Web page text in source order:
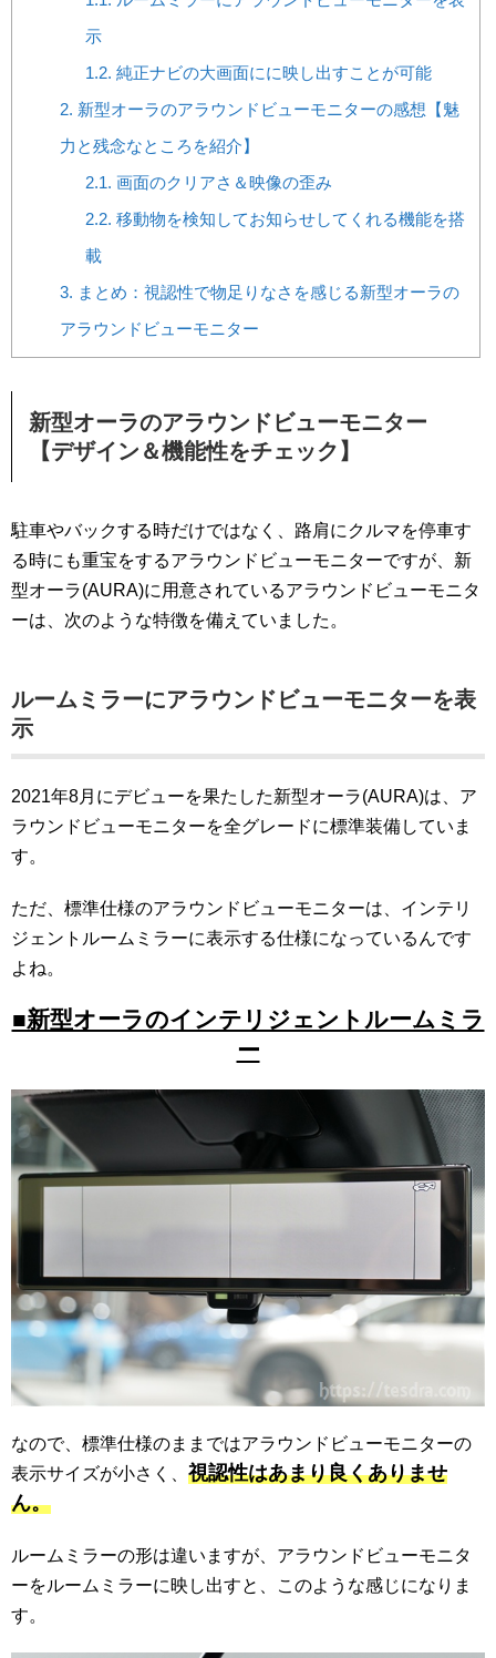
示
1.2. 純正ナビの大画面にに映し出すことが可能
2. 新型オーラのアラウンドビューモニターの感想【魅
力と残念なところを紹介】
2.1. 画面のクリアさ＆映像の歪み
2.2. 移動物を検知してお知らせしてくれる機能を搭
載
3. まとめ：視認性で物足りなさを感じる新型オーラの
アラウンドビューモニター
新型オーラのアラウンドビューモニター
【デザイン＆機能性をチェック】
駐車やバックする時だけではなく、路肩にクルマを停車す
る時にも重宝をするアラウンドビューモニターですが、新
型オーラ(AURA)に用意されているアラウンドビューモニタ
ーは、次のような特徴を備えていました。
ルームミラーにアラウンドビューモニターを表
示
2021年8月にデビューを果たした新型オーラ(AURA)は、ア
ラウンドビューモニターを全グレードに標準装備していま
す。
ただ、標準仕様のアラウンドビューモニターは、インテリ
ジェントルームミラーに表示する仕様になっているんです
よね。
■新型オーラのインテリジェントルームミラ
ー
なので、標準仕様のままではアラウンドビューモニターの
表示サイズが小さく、 視認性はあまり良くありませ
ん。
ルームミラーの形は違いますが、アラウンドビューモニタ
ーをルームミラーに映し出すと、このような感じになりま
す。